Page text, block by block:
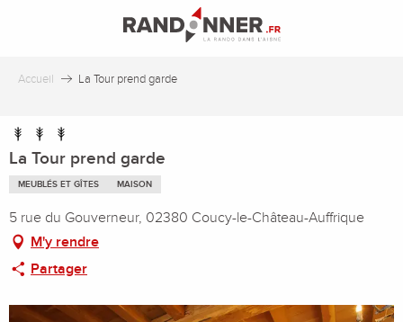
principal
Accueil La Tour prend garde
La Tour prend garde
MEUBLÉS ET GÎTES MAISON
5 rue du Gouverneur, 02380 Coucy-le-Château-Auffrique
M'y rendre
Partager